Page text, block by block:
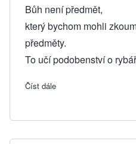
Bůh není předmět,
který bychom mohli
předměty.
To učí podobenství o
Číst dále